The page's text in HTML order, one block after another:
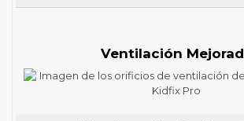
Ventilación